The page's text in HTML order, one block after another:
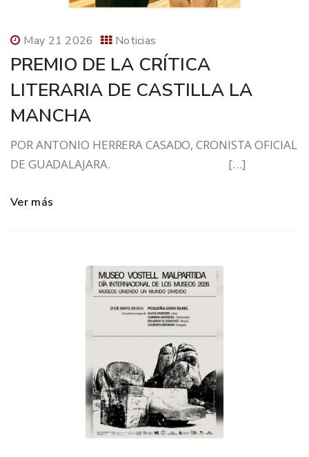
May 21 2026 Noticias
PREMIO DE LA CRÍTICA
LITERARIA DE CASTILLA LA
MANCHA
POR ANTONIO HERRERA CASADO, CRONISTA OFICIAL
DE GUADALAJARA. […]
Ver más